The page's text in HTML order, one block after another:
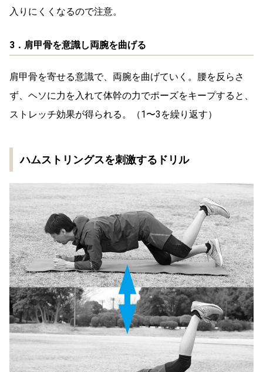
入りにくくなるので注意。
3．肩甲骨を意識し両腕を曲げる
肩甲骨を寄せる意識で、両腕を曲げていく。腰を反らさ
ず、ヘソに力を入れて体幹の力でポーズをキープすると、
ストレッチ効果が得られる。（1〜3を繰り返す）
ハムストリングスを刺激するドリル